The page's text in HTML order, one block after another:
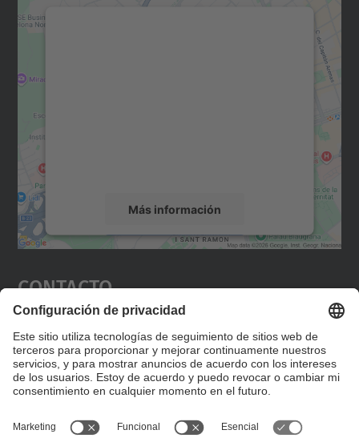
Más información
Aceptar
powered by
Contacto
Editad en la página "Contacto personalizado", que
encontraréis en la raíz de español, vuestros datos
personalizados de contacto.
Formulario de contacto